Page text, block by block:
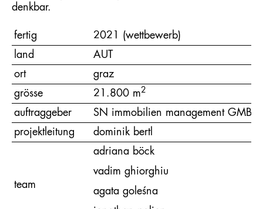
denkbar.
fertig
2021 (wettbewerb)
land
AUT
ort
graz
grösse
21.800 m2
auftraggeber
SN immobilien management GMBH
projektleitung
dominik bertl
team
adriana böck
vadim ghiorghiu
agata goleśna